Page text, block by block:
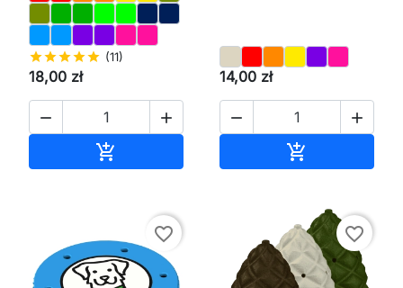
starstarstarstarstar (11)
18,00 zł
 

14,00 zł
 

favorite_border favorite_border